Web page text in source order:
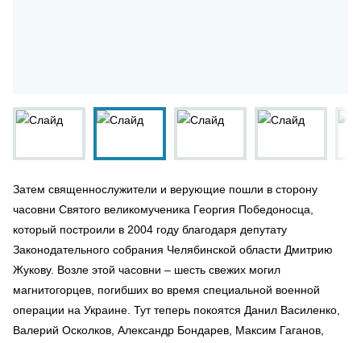
Затем священнослужители и верующие пошли в сторону
часовни Святого великомученика Георгия Победоносца,
который построили в 2004 году благодаря депутату
Законодательного собрания Челябинской области Дмитрию
Жукову. Возле этой часовни – шесть свежих могил
магнитогорцев, погибших во время специальной военной
операции на Украине. Тут теперь покоятся Данил Василенко,
Валерий Осколков, Александр Бондарев, Максим Гаганов,